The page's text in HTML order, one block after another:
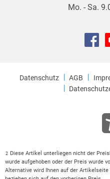
Mo. - Sa.
Datenschutz AGB
2
Diese Artikel unterliegen nicht der
wurde aufgehoben oder der Preis wurde
Alternative wird Ihnen auf der